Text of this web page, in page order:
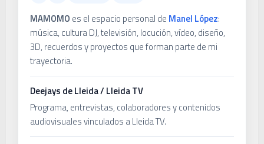
MAMOMO es el espacio personal de Manel López:
música, cultura DJ, televisión, locución, vídeo, diseño,
3D, recuerdos y proyectos que forman parte de mi
trayectoria.
Deejays de Lleida / Lleida TV
Programa, entrevistas, colaboradores y contenidos
audiovisuales vinculados a Lleida TV.